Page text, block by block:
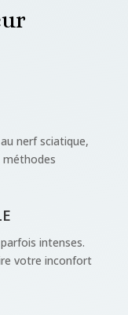
nerf sciatique,
intenses.
votre inconfort